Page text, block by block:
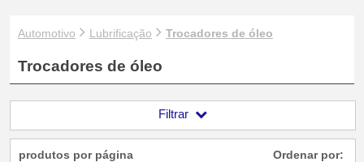
Automotivo Lubrificação Trocadores de óleo
Trocadores de óleo
Filtrar
produtos por página Ordenar por: